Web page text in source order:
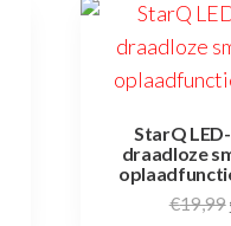
StarQ
draadloze
€19,99